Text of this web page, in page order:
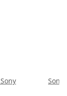
Sony